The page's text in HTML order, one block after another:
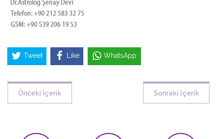
Tweet Like WhatsApp
Önceki İçerik Sonraki İçerik